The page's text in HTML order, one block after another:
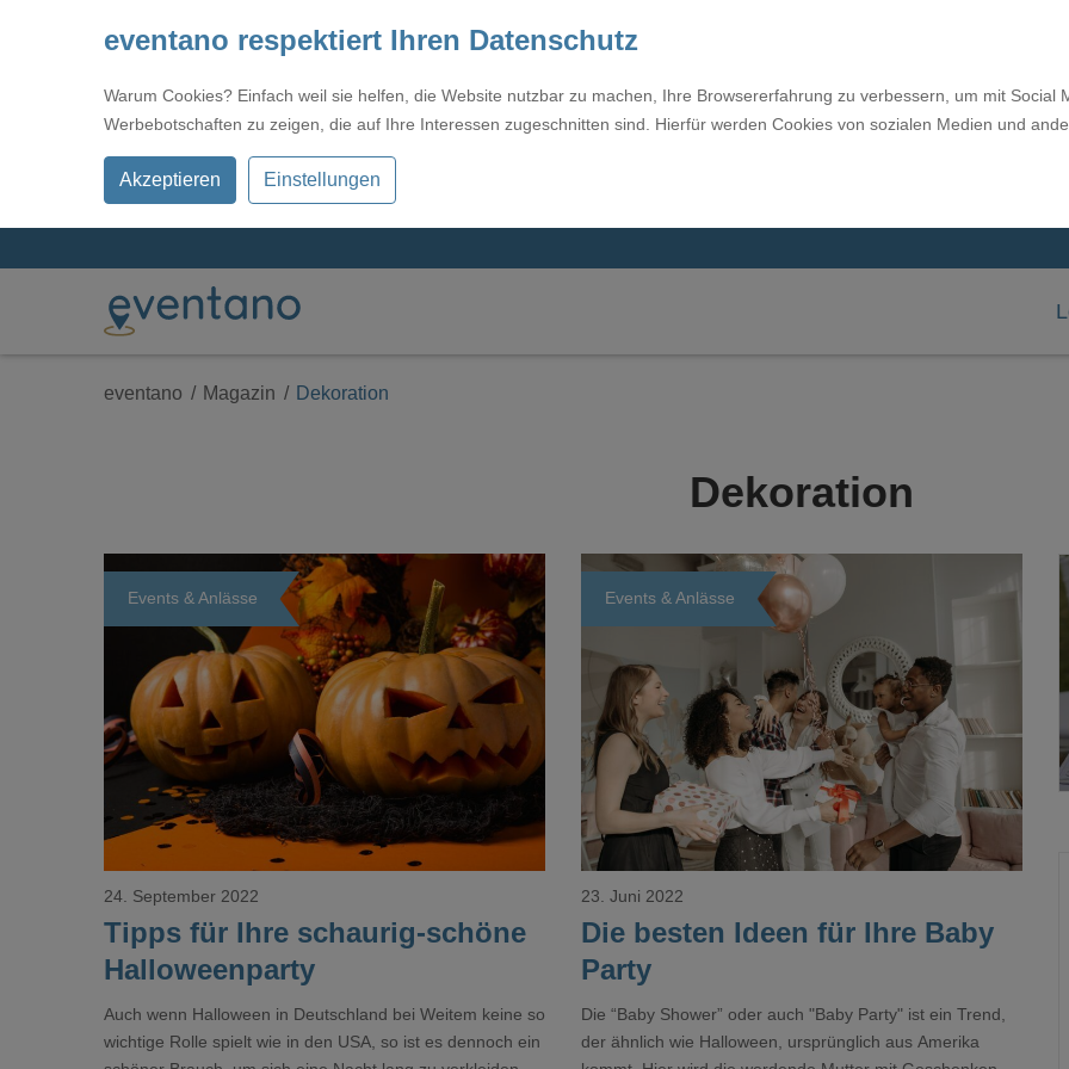
eventano respektiert Ihren Datenschutz
Warum Cookies? Einfach weil sie helfen, die Website nutzbar zu machen, Ihre Browsererfahrung zu verbessern, um mit Social
Werbebotschaften zu zeigen, die auf Ihre Interessen zugeschnitten sind. Hierfür werden Cookies von sozialen Medien und
Akzeptieren Einstellungen
eventano Magazin Dekoration
Dekoration
Events & Anlässe
Tipps für Ihre schaurig-schöne
Halloweenparty
24. September 2022
Auch wenn Halloween in Deutschland bei Weitem keine so
wichtige Rolle spielt wie in den USA, so ist es dennoch ein
Events & Anlässe
Die besten Ideen für Ihre Baby
Party
23. Juni 2022
Die “Baby Shower” oder auch "Baby Party" ist ein Trend,
der ähnlich wie Halloween, ursprünglich aus Amerika